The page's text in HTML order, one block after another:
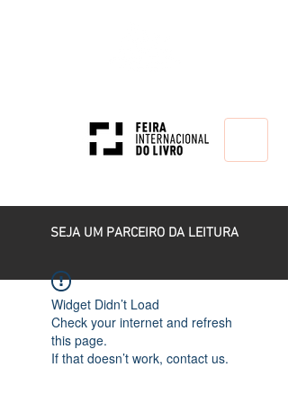
SEJA UM PARCEIRO DA LEITURA
Widget Didn’t Load
Check your internet and refresh
this page.
If that doesn’t work, contact us.